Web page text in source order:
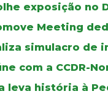
exposição no
Meeting
simulacro
com a CCDR-
leva história à